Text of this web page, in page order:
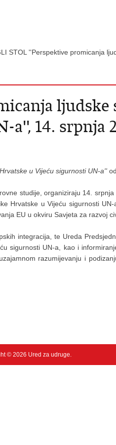
STOL ''Perspektive promicanja
14. srpnja
u Vijeću sigurnosti UN-a''
studije, organiziraju 14.
Hrvatske u Vijeću sigurnosti
EU u okviru Savjeta za razvoj
integracija, te Ureda
sigurnosti UN-a, kao i
razumijevanju i
© 2026 Ured za udruge.